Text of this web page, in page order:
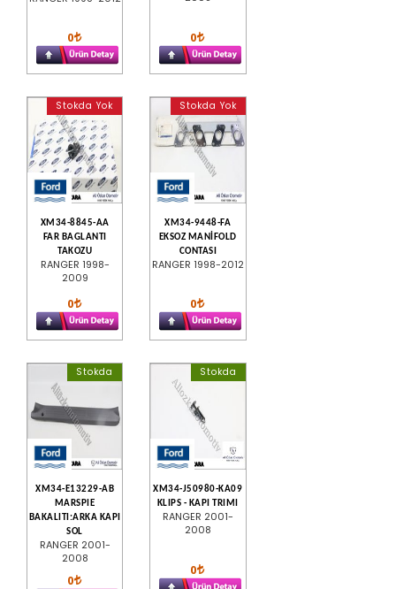
0 0
Stokda Yok
XM34-8845-AA
FAR BAGLANTI
TAKOZU
RANGER 1998-
2009
0
Stokda Yok
XM34-9448-FA
EKSOZ MANİFOLD
CONTASI
RANGER 1998-2012
0
Stokda
XM34-E13229-AB
MARSPIE
BAKALITI:ARKA KAPI
SOL
RANGER 2001-
2008
0
Stokda
XM34-J50980-KA09
KLIPS - KAPI TRIMI
RANGER 2001-
2008
0